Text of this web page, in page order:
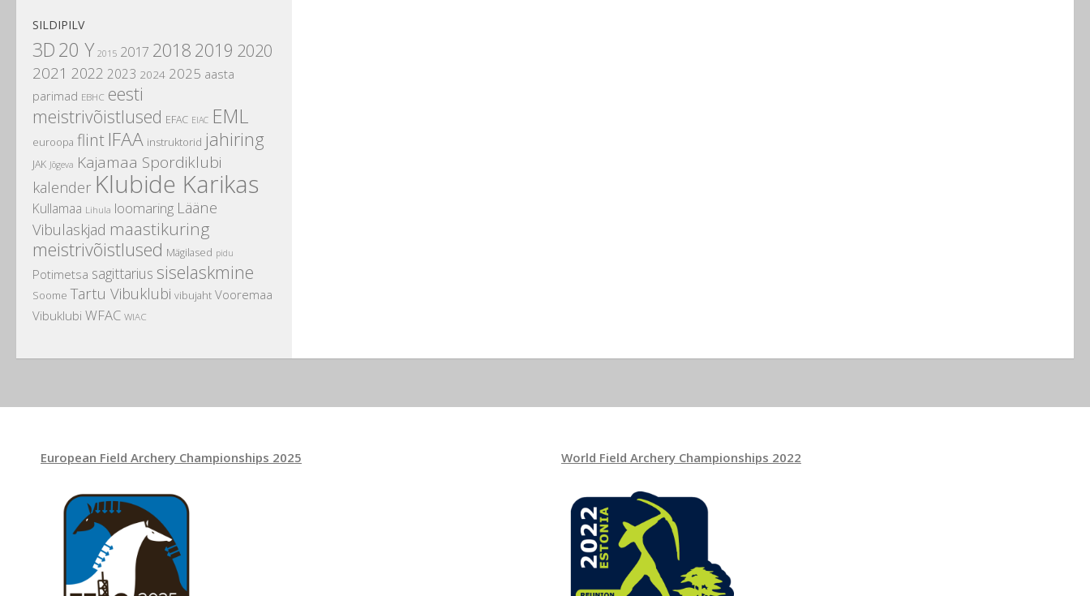
SILDIPILV
3D20 Y 2015 2017 2018 2019 2020
2021 2022 2023 2024 2025 aasta
parimad EBHC eesti
meistrivõistlused EFAC EIAC EML
euroopa flint IFAA instruktorid jahiring
JAK Jõgeva Kajamaa Spordiklubi
kalender Klubide Karikas
Kullamaa Lihula loomaring Lääne
Vibulaskjad maastikuring
meistrivõistlused Mägilased pidu
Potimetsa sagittarius siselaskmine
Soome Tartu Vibuklubi vibujaht Vooremaa
Vibuklubi WFAC WIAC
European Field Archery Championships 2025 World Field Archery Championships 2022